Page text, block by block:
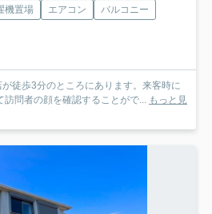
機置場 エアコン
バルコニー
徒歩3分のところにあります。来客時に
訪問者の顔を確認することがで... もっと見